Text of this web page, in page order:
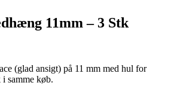
11mm – 3 Stk
(glad ansigt) på 11 mm med hul for
samme køb.